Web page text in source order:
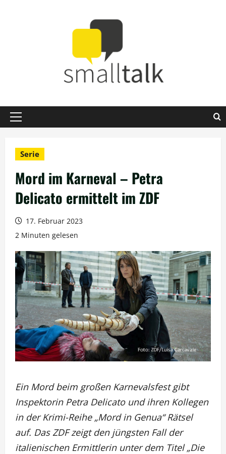
Primäres
Serie
Mord im Karneval – Petra
Delicato ermittelt im ZDF
17. Februar 2023
2 Minuten gelesen
Ein Mord beim großen Karnevalsfest gibt
Inspektorin Petra Delicato und ihren Kollegen
in der Krimi-Reihe „Mord in Genua“ Rätsel
auf. Das ZDF zeigt den jüngsten Fall der
italienischen Ermittlerin unter dem Titel „Die